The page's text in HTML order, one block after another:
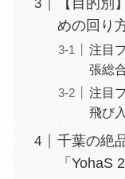
【目的別
めの回り
注目
張総
注目
飛び
千葉の絶
「YohaS